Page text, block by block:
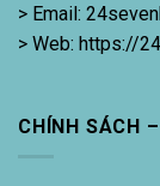
> Email:
> Web: https://
CHÍNH SÁCH